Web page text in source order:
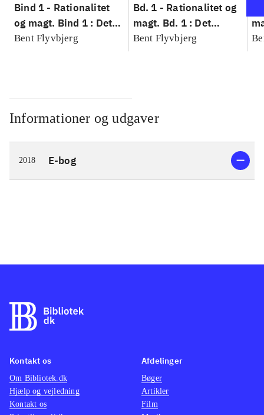
Bind 1 - Rationalitet
og magt. Bind 1 : Det
konkretes videnskab
Bent Flyvbjerg
Bd. 1 - Rationalitet og
magt. Bd. 1 : Det
konkretes videnskab
Bent Flyvbjerg
Informationer og udgaver
2018 E-bog
Kontakt os
Om Bibliotek.dk
Hjælp og vejledning
Kontakt os
Afdelinger
Bøger
Artikler
Film